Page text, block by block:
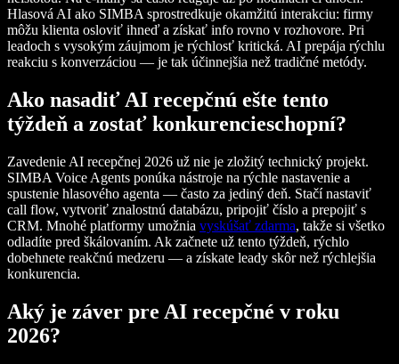
Hlasová AI ako SIMBA sprostredkuje okamžitú interakciu: firmy
môžu klienta osloviť ihneď a získať info rovno v rozhovore. Pri
leadoch s vysokým záujmom je rýchlosť kritická. AI prepája rýchlu
reakciu s konverzáciou — je tak účinnejšia než tradičné metódy.
Ako nasadiť AI recepčnú ešte tento
týždeň a zostať konkurencieschopní?
Zavedenie AI recepčnej 2026 už nie je zložitý technický projekt.
SIMBA Voice Agents ponúka nástroje na rýchle nastavenie a
spustenie hlasového agenta — často za jediný deň. Stačí nastaviť
call flow, vytvoriť znalostnú databázu, pripojiť číslo a prepojiť s
CRM. Mnohé platformy umožnia vyskúšať zdarma, takže si všetko
odladíte pred škálovaním. Ak začnete už tento týždeň, rýchlo
dobehnete reakčnú medzeru — a získate leady skôr než rýchlejšia
konkurencia.
Aký je záver pre AI recepčné v roku
2026?